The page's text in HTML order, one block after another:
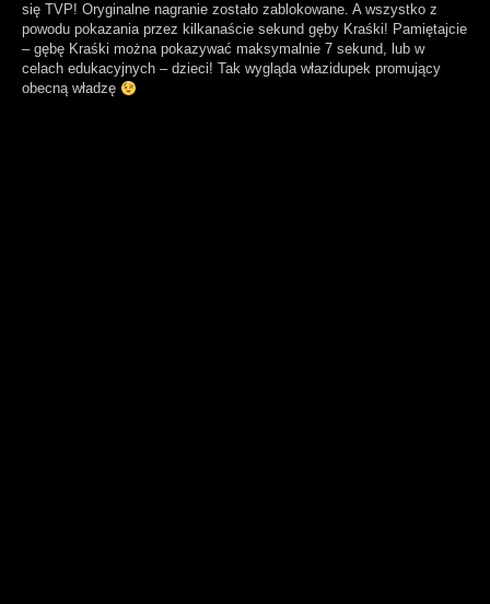
się TVP! Oryginalne nagranie zostało zablokowane. A wszystko z
powodu pokazania przez kilkanaście sekund gęby Kraśki! Pamiętajcie
– gębę Kraśki można pokazywać maksymalnie 7 sekund, lub w
celach edukacyjnych – dzieci! Tak wygląda włazidupek promujący
obecną władzę